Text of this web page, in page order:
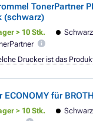
TonerPartner
(schwarz)
> 10 Stk. Schwarz
Drucker ist das
ECONOMY für
> 10 Stk. Schwarz